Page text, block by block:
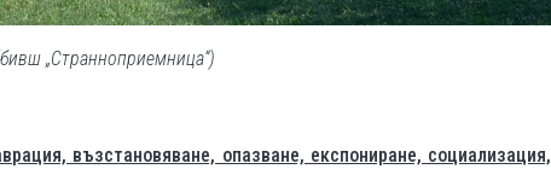
„Странноприемница“)
възстановяване, опазване, експониране, социализация,